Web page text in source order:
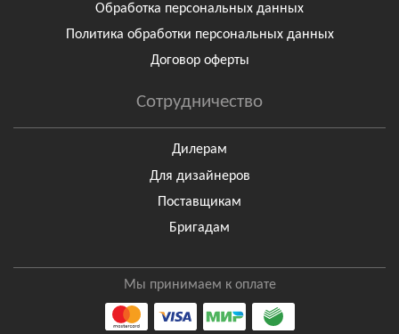
Обработка персональных данных
Политика обработки персональных данных
Договор оферты
Сотрудничество
Дилерам
Для дизайнеров
Поставщикам
Бригадам
Мы принимаем к оплате